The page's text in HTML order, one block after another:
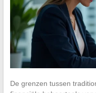
De grenzen tussen